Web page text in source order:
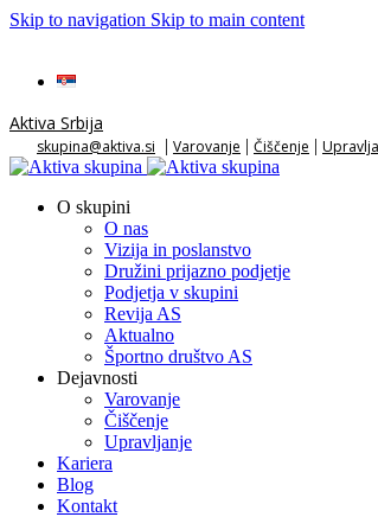
Skip to navigation Skip to main content
Aktiva Srbija
skupina@aktiva.si | Varovanje | Čiščenje |
O skupini
O nas
Vizija in poslanstvo
Družini prijazno podjetje
Podjetja v skupini
Revija AS
Aktualno
Športno društvo AS
Dejavnosti
Varovanje
Čiščenje
Upravljanje
Kariera
Blog
Kontakt